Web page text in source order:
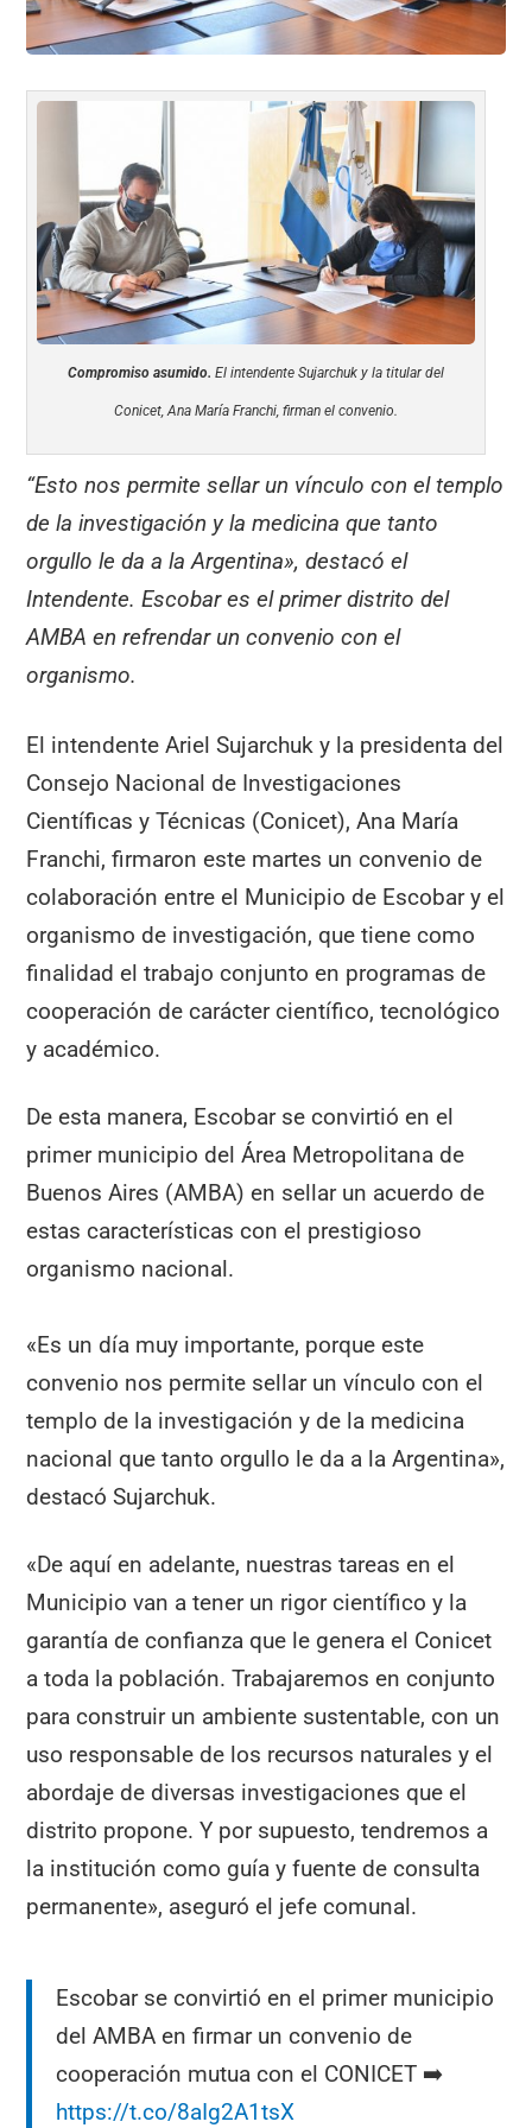
Compromiso asumido. El intendente Sujarchuk y la titular del
Conicet, Ana María Franchi, firman el convenio.
“Esto nos permite sellar un vínculo con el templo
de la investigación y la medicina que tanto
orgullo le da a la Argentina», destacó el
Intendente. Escobar es el primer distrito del
AMBA en refrendar un convenio con el
organismo.
El intendente Ariel Sujarchuk y la presidenta del
Consejo Nacional de Investigaciones
Científicas y Técnicas (Conicet), Ana María
Franchi, firmaron este martes un convenio de
colaboración entre el Municipio de Escobar y el
organismo de investigación, que tiene como
finalidad el trabajo conjunto en programas de
cooperación de carácter científico, tecnológico
y académico.
De esta manera, Escobar se convirtió en el
primer municipio del Área Metropolitana de
Buenos Aires (AMBA) en sellar un acuerdo de
estas características con el prestigioso
organismo nacional.
«Es un día muy importante, porque este
convenio nos permite sellar un vínculo con el
templo de la investigación y de la medicina
nacional que tanto orgullo le da a la Argentina»,
destacó Sujarchuk.
«De aquí en adelante, nuestras tareas en el
Municipio van a tener un rigor científico y la
garantía de confianza que le genera el Conicet
a toda la población. Trabajaremos en conjunto
para construir un ambiente sustentable, con un
uso responsable de los recursos naturales y el
abordaje de diversas investigaciones que el
distrito propone. Y por supuesto, tendremos a
la institución como guía y fuente de consulta
permanente», aseguró el jefe comunal.
Escobar se convirtió en el primer municipio
del AMBA en firmar un convenio de
cooperación mutua con el CONICET ➡️
https://t.co/8aIg2A1tsX